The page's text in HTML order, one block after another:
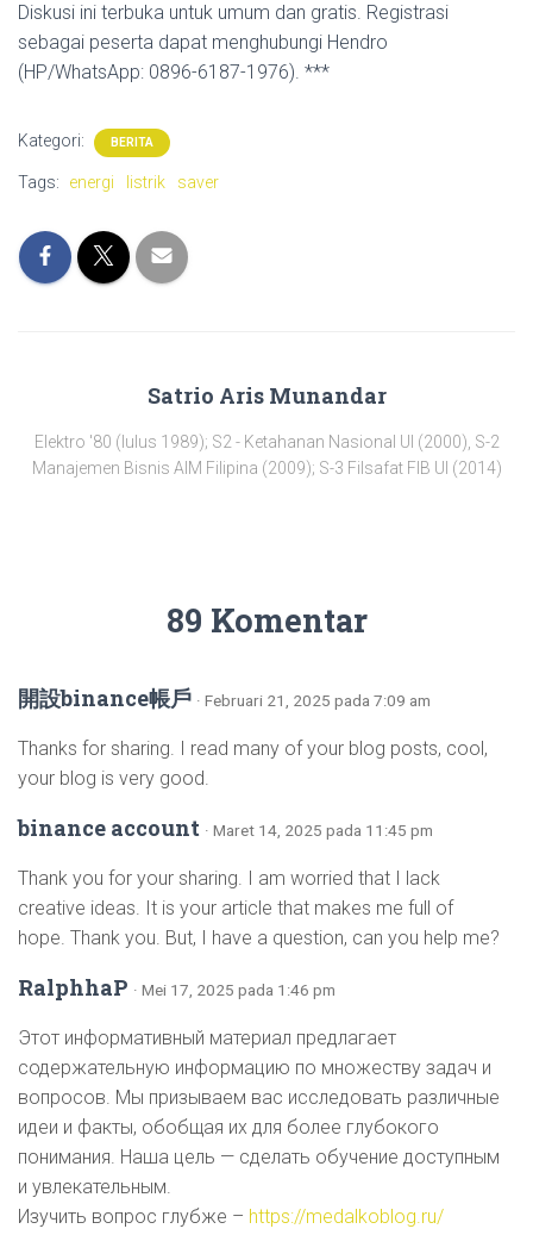
Diskusi ini terbuka untuk umum dan gratis. Registrasi
sebagai peserta dapat menghubungi Hendro
(HP/WhatsApp: 0896-6187-1976). ***‬
Kategori: BERITA
Tags: energi listrik saver
Satrio Aris Munandar
Elektro '80 (lulus 1989); S2 - Ketahanan Nasional UI (2000), S-2
Manajemen Bisnis AIM Filipina (2009); S-3 Filsafat FIB UI (2014)
89 Komentar
開設binance帳戶 · Februari 21, 2025 pada 7:09 am
Thanks for sharing. I read many of your blog posts, cool,
your blog is very good.
binance account · Maret 14, 2025 pada 11:45 pm
Thank you for your sharing. I am worried that I lack
creative ideas. It is your article that makes me full of
hope. Thank you. But, I have a question, can you help me?
RalphhaP · Mei 17, 2025 pada 1:46 pm
Этот информативный материал предлагает
содержательную информацию по множеству задач и
вопросов. Мы призываем вас исследовать различные
идеи и факты, обобщая их для более глубокого
понимания. Наша цель — сделать обучение доступным
и увлекательным.
Изучить вопрос глубже – https://medalkoblog.ru/